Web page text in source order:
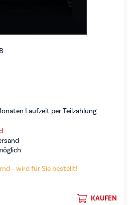
Laufzeit per Teilzahlung
– wird für Sie bestellt!
KAUFEN